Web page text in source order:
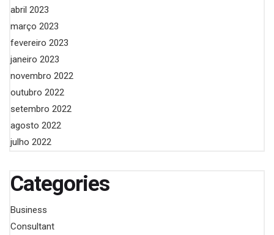
abril 2023
março 2023
fevereiro 2023
janeiro 2023
novembro 2022
outubro 2022
setembro 2022
agosto 2022
julho 2022
Categories
Business
Consultant